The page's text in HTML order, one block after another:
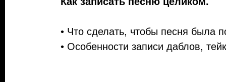
• Что сделать, чтобы песня была
• Особенности записи даблов,